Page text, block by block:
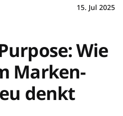
15. Jul 2025
Wie
Marken-
denkt